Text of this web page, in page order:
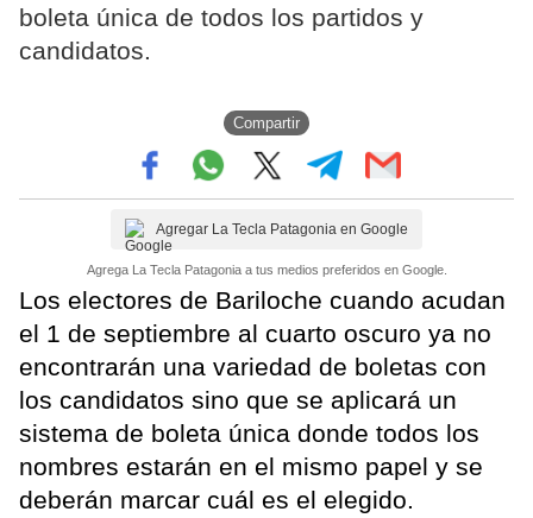
boleta única de todos los partidos y
candidatos.
Compartir
Agregar La Tecla Patagonia en Google
Agrega La Tecla Patagonia a tus medios preferidos en Google.
Los electores de Bariloche cuando acudan
el 1 de septiembre al cuarto oscuro ya no
encontrarán una variedad de boletas con
los candidatos sino que se aplicará un
sistema de boleta única donde todos los
nombres estarán en el mismo papel y se
deberán marcar cuál es el elegido.